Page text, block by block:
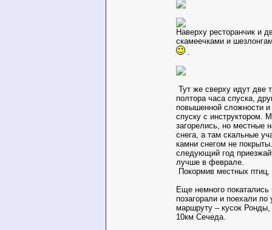
Наверху ресторанчик и
скамеечками и
.
Тут же сверху идут две
полтора часа спуска,
повышенной сложности
спуску с инструктором.
загорелись, но местные
снега, а там скальные
камни снегом не
следующий год
лучше в феврале.
Покормив местных
Еще немного
позагорали и поехали по
маршруту – кусок
10км Сечеда.